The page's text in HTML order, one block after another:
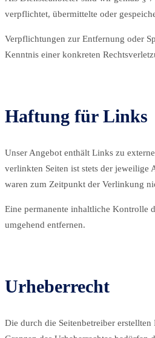
verpflichtet, übermittelte oder
Verpflichtungen zur Entfernung oder
Kenntnis einer konkreten
Haftung für Links
Unser Angebot enthält Links zu
verlinkten Seiten ist stets der
waren zum Zeitpunkt der Verlinkung
Eine permanente inhaltliche Kontrolle
umgehend entfernen.
Urheberrecht
Die durch die Seitenbetreiber